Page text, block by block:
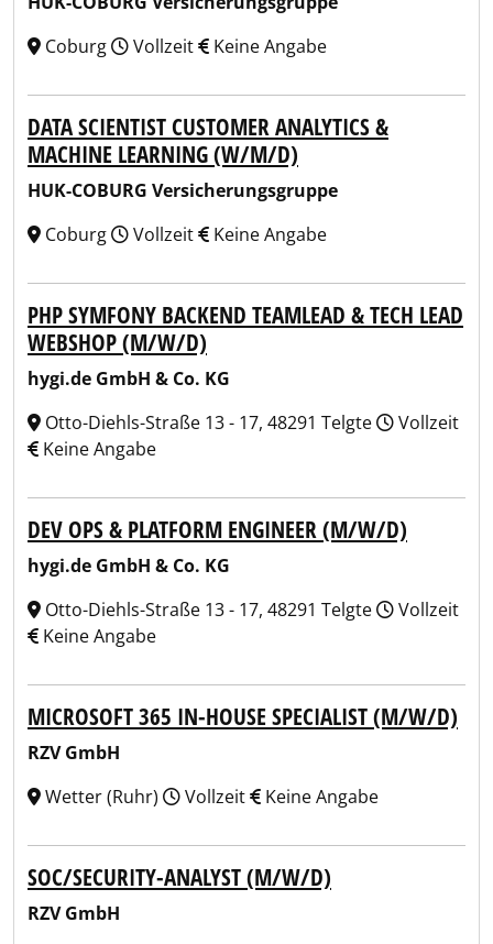
Coburg
Vollzeit Keine Angabe
DATA SCIENTIST CUSTOMER ANALYTICS &
MACHINE LEARNING (W/M/D)
HUK-COBURG Versicherungsgruppe
Coburg
Vollzeit Keine Angabe
PHP SYMFONY BACKEND TEAMLEAD & TECH LEAD
WEBSHOP (M/W/D)
hygi.de GmbH & Co. KG
Otto-Diehls-Straße 13 - 17, 48291 Telgte
Vollzeit
Keine Angabe
DEV OPS & PLATFORM ENGINEER (M/W/D)
hygi.de GmbH & Co. KG
Otto-Diehls-Straße 13 - 17, 48291 Telgte
Vollzeit
Keine Angabe
MICROSOFT 365 IN-HOUSE SPECIALIST (M/W/D)
RZV GmbH
Wetter (Ruhr)
Vollzeit Keine Angabe
SOC/SECURITY-ANALYST (M/W/D)
RZV GmbH